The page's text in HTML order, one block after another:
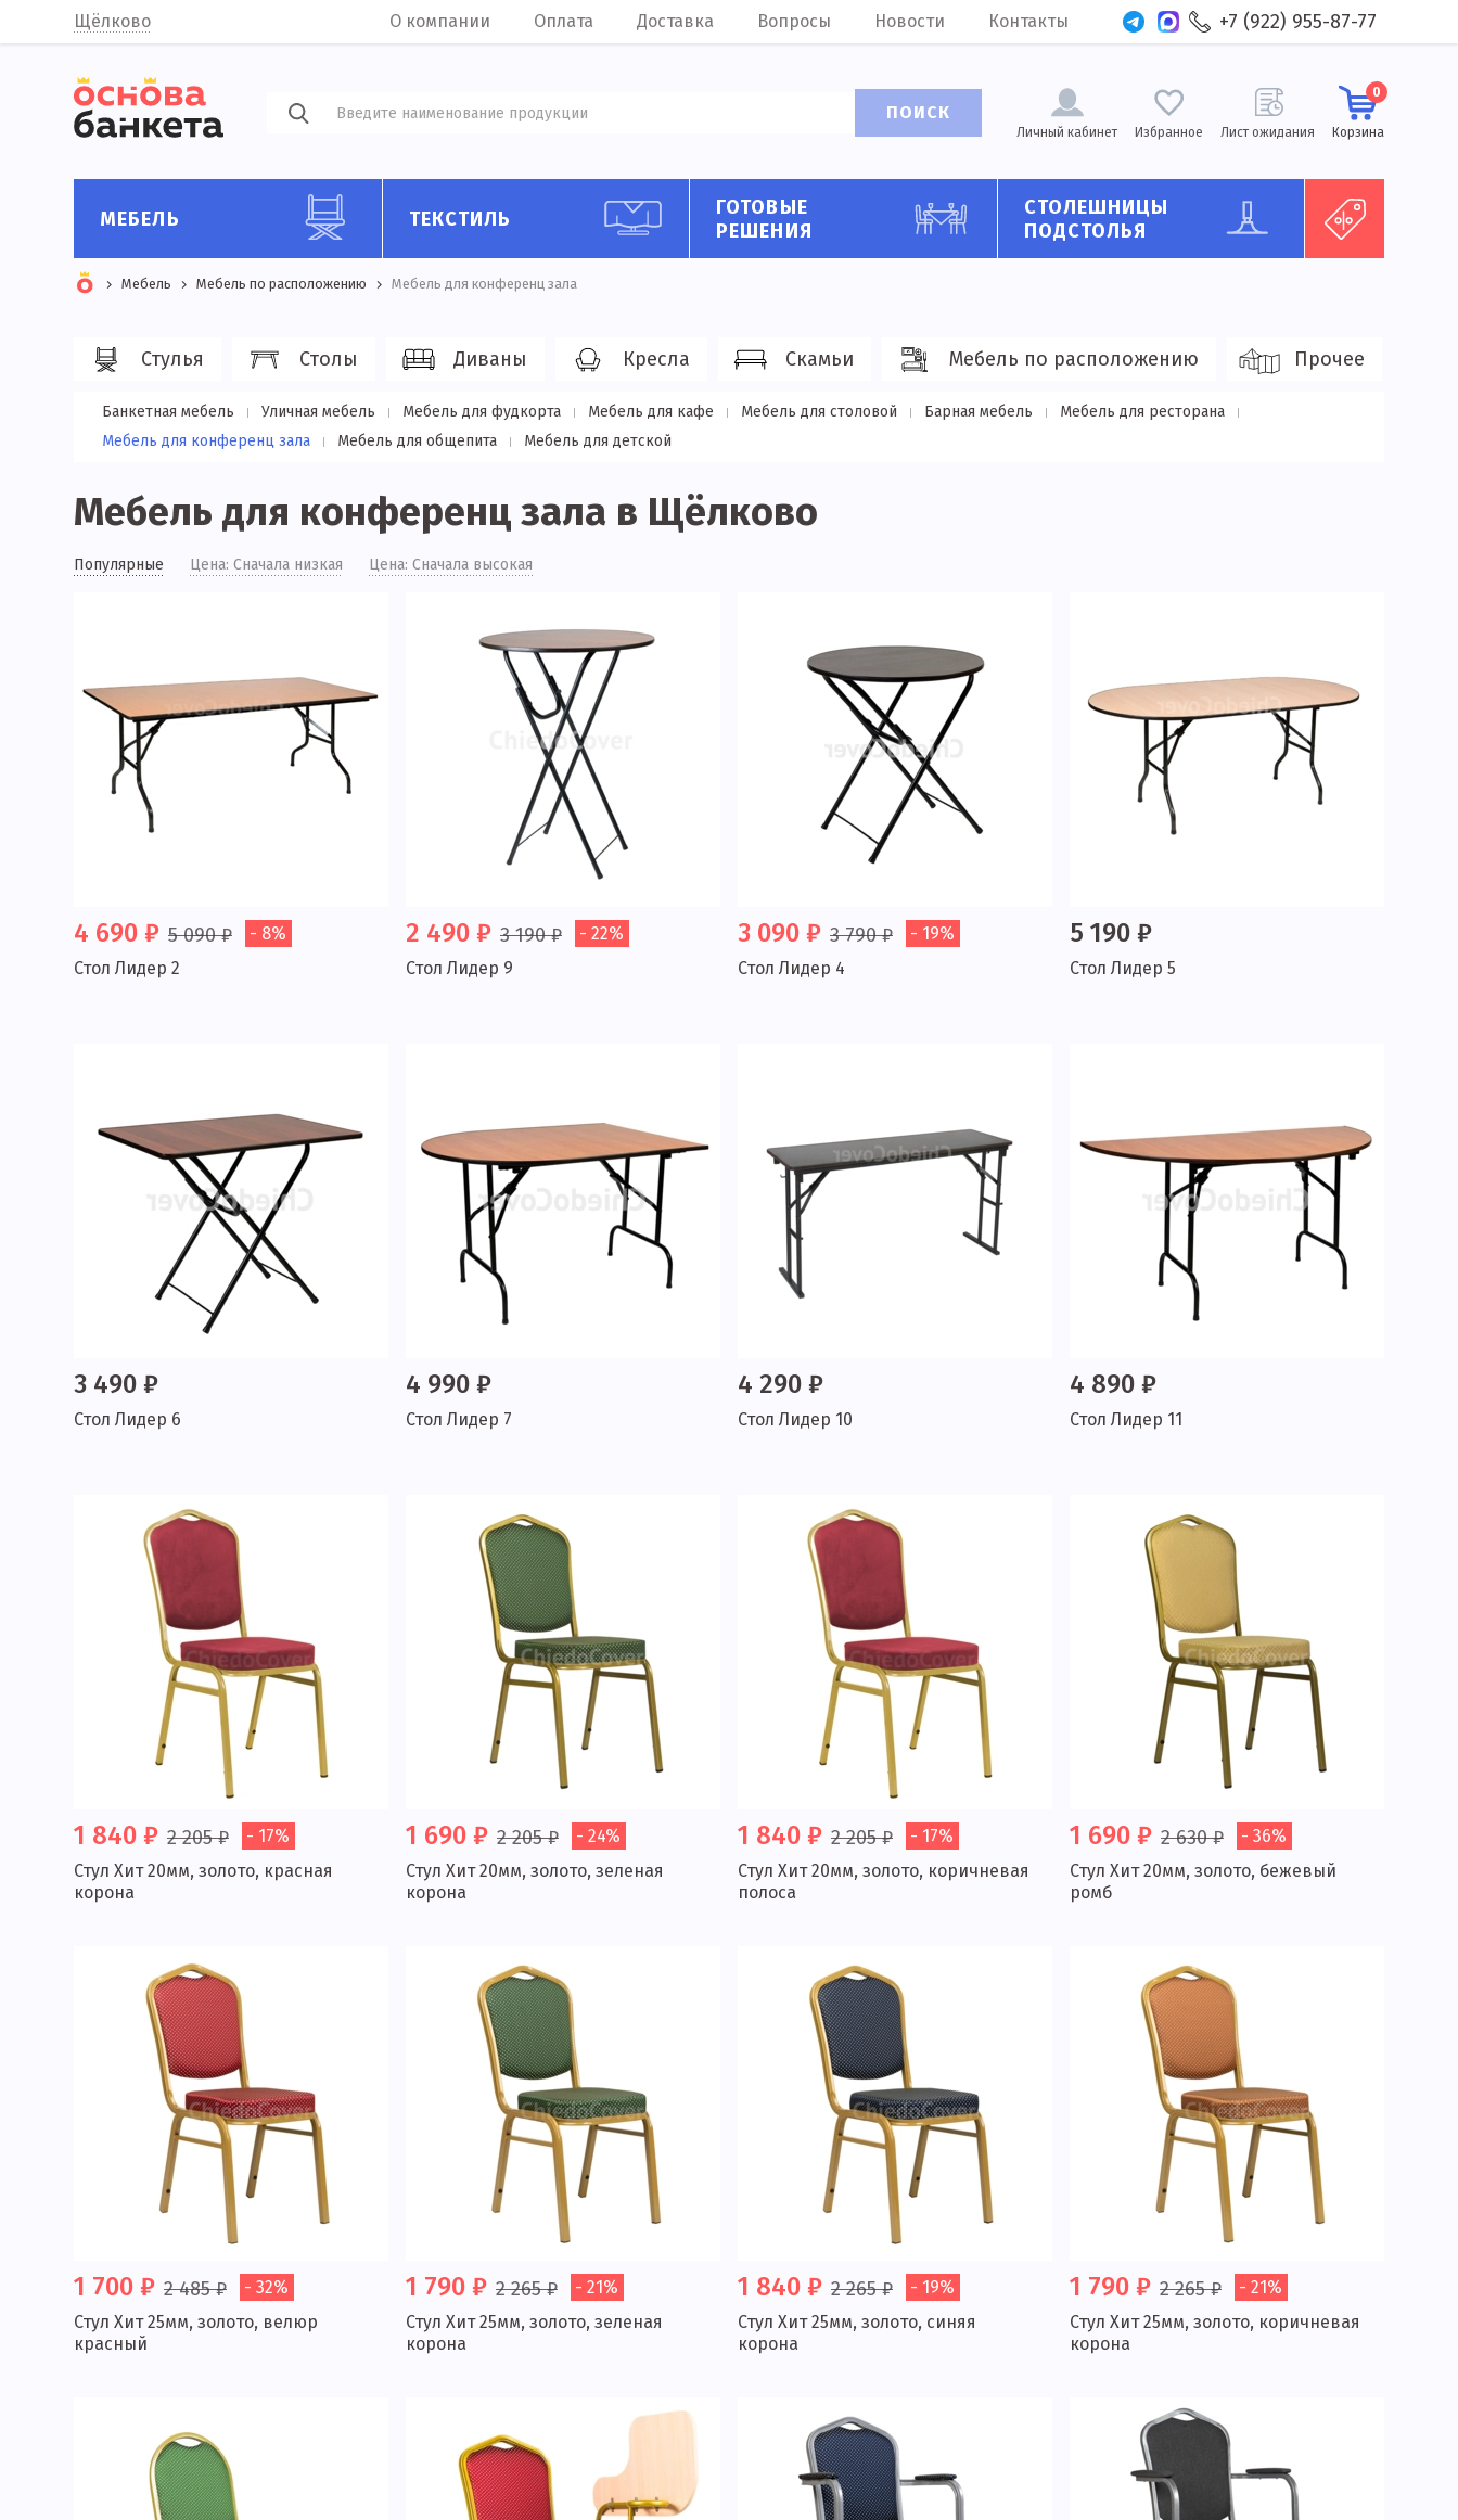
Щёлково О компании Оплата Доставка Вопросы Новости Контакты +7 (922) 955-87-77
ПОИСК
Личный кабинет Избранное Лист ожидания Корзина
0
МЕБЕЛЬ ТЕКСТИЛЬ
ГОТОВЫЕ
РЕШЕНИЯ
СТОЛЕШНИЦЫ
ПОДСТОЛЬЯ
Мебель Мебель по расположению Мебель для конференц зала
Стулья Столы Диваны Кресла Скамьи Мебель по расположению Прочее
Банкетная мебель Уличная мебель Мебель для фудкорта Мебель для кафе Мебель для столовой Барная мебель
Мебель для ресторана
Мебель для конференц зала
Мебель для общепита Мебель для детской
Мебель для конференц зала в Щёлково
Популярные Цена: Сначала низкая Цена: Сначала высокая
4 690 ₽ 5 090 ₽
- 8%
Стол Лидер 2
2 490 ₽ 3 190 ₽
- 22%
Стол Лидер 9
3 090 ₽ 3 790 ₽
- 19%
Стол Лидер 4
5 190 ₽
Стол Лидер 5
3 490 ₽
Стол Лидер 6
4 990 ₽
Стол Лидер 7
4 290 ₽
Стол Лидер 10
4 890 ₽
Стол Лидер 11
1 840 ₽ 2 205 ₽
- 17%
Стул Хит 20мм, золото, красная
корона
1 690 ₽ 2 205 ₽
- 24%
Стул Хит 20мм, золото, зеленая
корона
1 840 ₽ 2 205 ₽
- 17%
Стул Хит 20мм, золото, коричневая
полоса
1 690 ₽ 2 630 ₽
- 36%
Стул Хит 20мм, золото, бежевый
ромб
1 700 ₽ 2 485 ₽
- 32%
Стул Хит 25мм, золото, велюр
красный
1 790 ₽ 2 265 ₽
- 21%
Стул Хит 25мм, золото, зеленая
корона
1 840 ₽ 2 265 ₽
- 19%
Стул Хит 25мм, золото, синяя
корона
1 790 ₽ 2 265 ₽
- 21%
Стул Хит 25мм, золото, коричневая
корона